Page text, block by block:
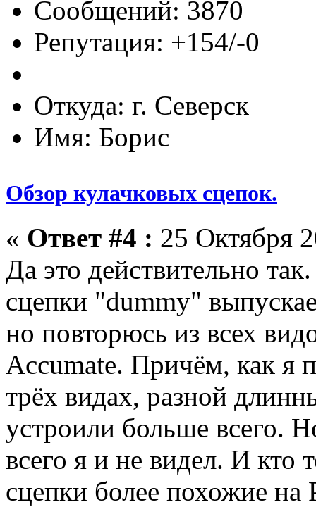
Сообщений: 3870
Репутация: +154/-0
Откуда: г. Северск
Имя: Борис
Обзор кулачковых сцепок.
« Ответ #4 : 25 Октября
Да это действительно
сцепки "dummy"
но повторюсь из всех
Accumate. Причём, как я
трёх видах, разной
устроили больше всего.
всего я и не видел. И кто
сцепки более похожие на